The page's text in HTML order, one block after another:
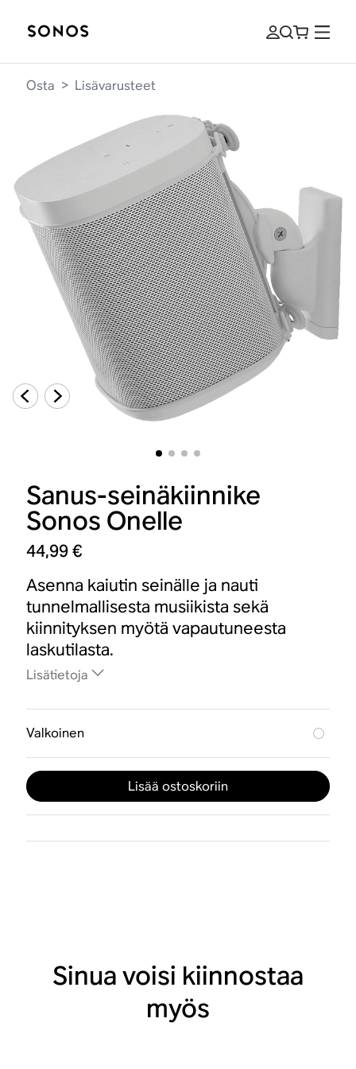
Osta > Lisävarusteet
Sanus-seinäkiinnike
Sonos Onelle
44,99 €
Asenna kaiutin seinälle ja nauti
tunnelmallisesta musiikista sekä
kiinnityksen myötä vapautuneesta
laskutilasta.
Lisätietoja
Valkoinen
Lisää ostoskoriin
Sinua voisi kiinnostaa
myös